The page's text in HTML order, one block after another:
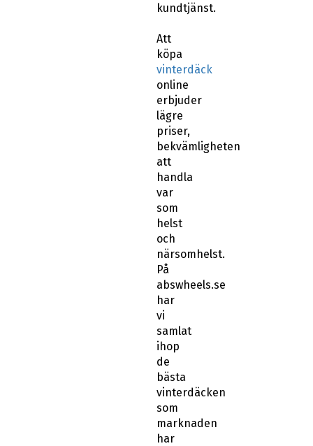
kundtjänst.
Att
köpa
vinterdäck
online
erbjuder
lägre
priser,
bekvämligheten
att
handla
var
som
helst
och
närsomhelst.
På
abswheels.se
har
vi
samlat
ihop
de
bästa
vinterdäcken
som
marknaden
har